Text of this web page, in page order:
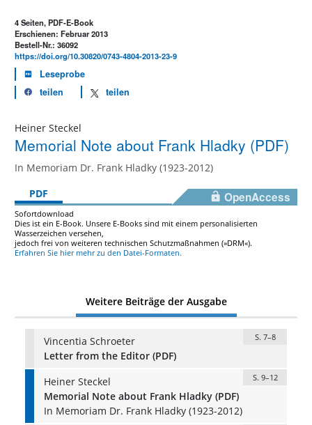
4 Seiten, PDF-E-Book
Erschienen: Februar 2013
Bestell-Nr.: 36092
https://doi.org/10.30820/0743-4804-2013-23-9
Leseprobe
teilen
teilen
Heiner Steckel
Memorial Note about Frank Hladky (PDF)
In Memoriam Dr. Frank Hladky (1923-2012)
PDF
OpenAccess
Sofortdownload
Dies ist ein E-Book. Unsere E-Books sind mit einem personalisierten
Wasserzeichen versehen,
jedoch frei von weiteren technischen Schutzmaßnahmen (»DRM«).
Erfahren Sie hier mehr zu den Datei-Formaten.
Weitere Beiträge der Ausgabe
Vincentia Schroeter S. 7–8
Letter from the Editor (PDF)
Heiner Steckel
S. 9–12
Memorial Note about Frank Hladky (PDF)
In Memoriam Dr. Frank Hladky (1923-2012)